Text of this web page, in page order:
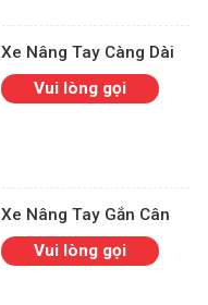
Xe Nâng Tay Càng Dài
Vui lòng gọi
Xe Nâng Tay Gắn Cân
Vui lòng gọi